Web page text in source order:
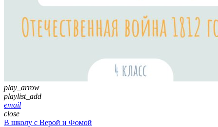
play_arrow
playlist_add
email
close
В школу с Верой и Фомой